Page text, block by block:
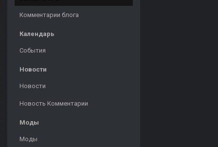
Комментарии блога
Календарь
События
Новости
Новости
Новость Комментарии
Моды
Моды